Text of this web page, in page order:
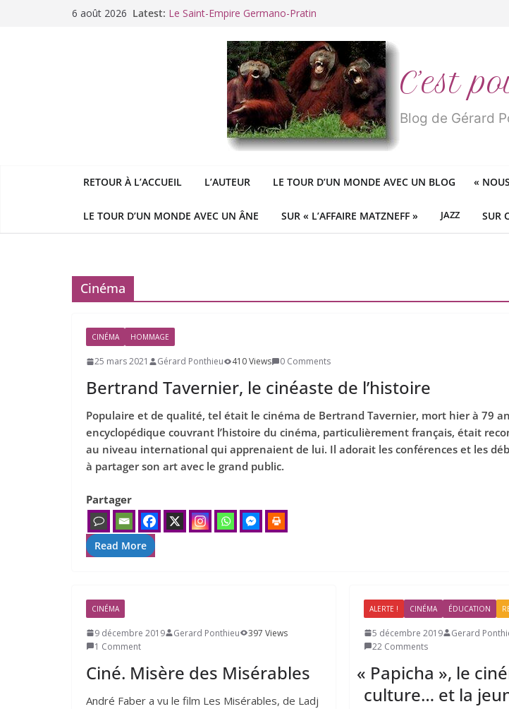
6 août 2026 Latest: Le Saint-Empire Germano-Pratin
George : « Le meilleur des mondes » ou «
Le patriarcat », bouc émissaire des féministes idéologiques
Cannes. La Palme d’Or des valeureux cracheurs dans la soupe
C’est
Blog de Gérard
RETOUR À L’ACCUEIL L’AUTEUR LE TOUR D’UN MONDE AVEC UN BLOG «
LE TOUR D’UN MONDE AVEC UN ÂNE SUR « L’AFFAIRE MATZNEFF » JAZZ SUR
Cinéma
CINÉMA HOMMAGE
25 mars 2021 Gérard Ponthieu 410 Views 0 Comments
Bertrand Tavernier, le cinéaste de l’histoire
Populaire et de qualité, tel était le cinéma de Bertrand Tavernier, mort hier à 79
encyclopédique couvrant l’histoire du cinéma, particulièrement français, était
au niveau international qui apprenaient de lui. Il adorait les conférences et les
à partager son art avec le grand public.
Partager
Read More
CINÉMA
9 décembre 2019 Gerard Ponthieu
397 Views
1 Comment
Ciné. Misère des Misérables
André Faber a vu le film Les Misérables, de Ladj
ALERTE ! CINÉMA ÉDUCATION
5 décembre 2019 Gerard
22 Comments
« Papicha », le
culture… et la